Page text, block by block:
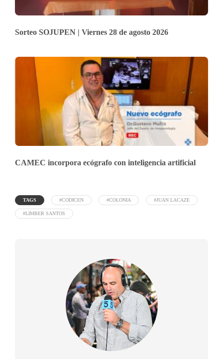
Sorteo SOJUPEN | Viernes 28 de agosto 2026
CAMEC incorpora ecógrafo con inteligencia artificial
TAGS #CODICEN #COLONIA #JUAN LACAZE
#LIMBER SANTOS